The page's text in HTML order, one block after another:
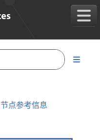
节点参考信息